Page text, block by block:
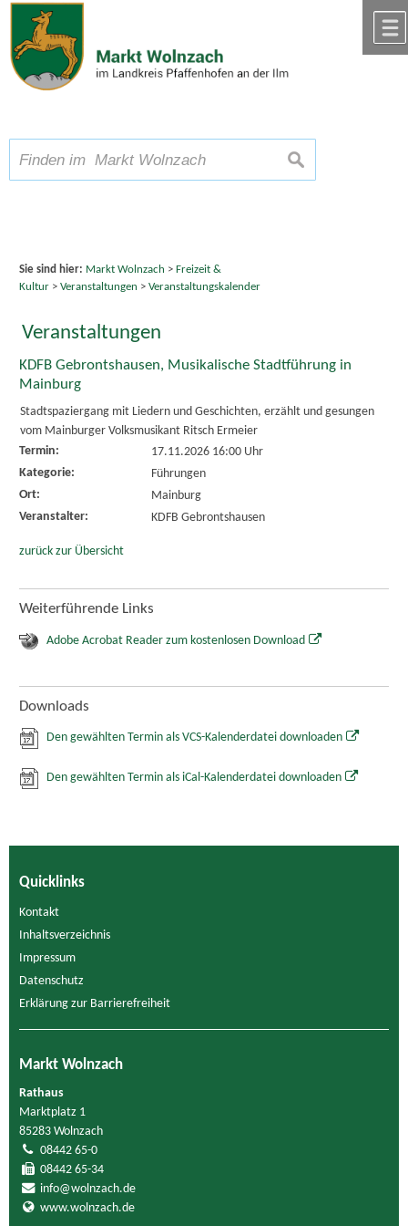
Zum Inhalt,zur Navigation
Schriftgröße A A A suchen
Sie sind hier: Markt Wolnzach > Freizeit &
Kultur> Veranstaltungen > Veranstaltungskalender
Veranstaltungen
KDFB Gebrontshausen, Musikalische Stadtführung in
Mainburg
Stadtspaziergang mit Liedern und Geschichten, erzählt und gesungen
vom Mainburger Volksmusikant Ritsch Ermeier
Termin:
17.11.2026 16:00 Uhr
Kategorie:
Führungen
Ort:
Mainburg
Veranstalter:
KDFB Gebrontshausen
zurück zur Übersicht
Weiterführende Links
Adobe Acrobat Reader zum kostenlosen Download
Downloads
Den gewählten Termin als VCS-Kalenderdatei downloaden
Den gewählten Termin als iCal-Kalenderdatei downloaden
Quicklinks
Kontakt
Inhaltsverzeichnis
Impressum
Datenschutz
Erklärung zur Barrierefreiheit
Markt Wolnzach
Rathaus
Marktplatz 1
85283 Wolnzach
08442 65-0
08442 65-34
info@wolnzach.de
www.wolnzach.de